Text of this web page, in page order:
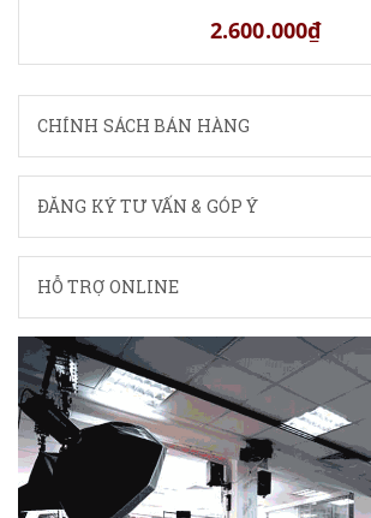
2.600.000₫
CHÍNH SÁCH BÁN HÀNG
ĐĂNG KÝ TƯ VẤN & GÓP Ý
HỖ TRỢ ONLINE